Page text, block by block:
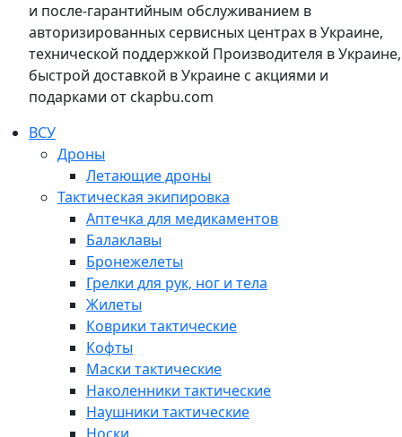
и после-гарантийным обслуживанием в
авторизированных сервисных центрах в Украине,
технической поддержкой Производителя в Украине,
быстрой доставкой в Украине с акциями и
подарками от ckapbu.com
ВСУ
Дроны
Летающие дроны
Тактическая экипировка
Аптечка для медикаментов
Балаклавы
Бронежелеты
Грелки для рук, ног и тела
Жилеты
Коврики тактические
Кофты
Маски тактические
Наколенники тактические
Наушники тактические